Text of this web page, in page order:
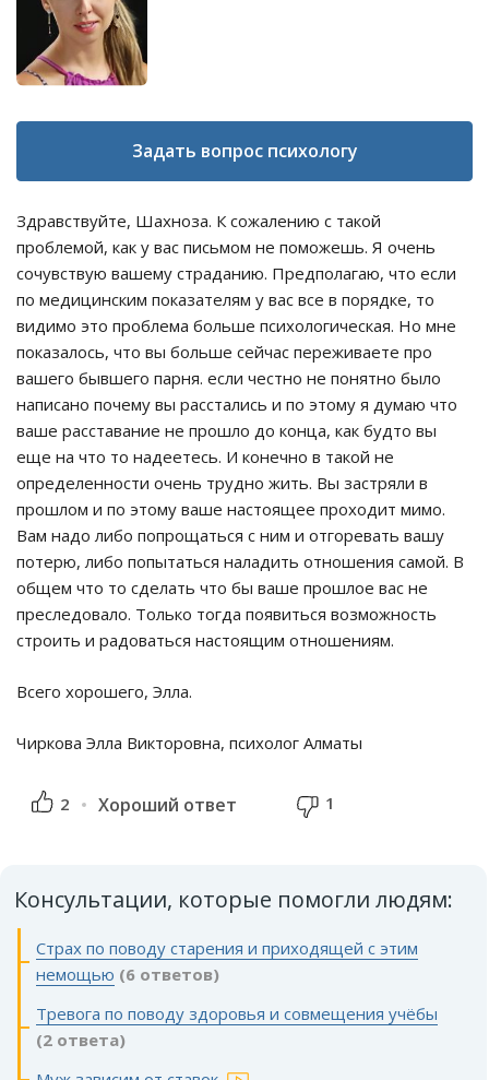
Задать вопрос психологу
Здравствуйте, Шахноза. К сожалению с такой
проблемой, как у вас письмом не поможешь. Я очень
сочувствую вашему страданию. Предполагаю, что если
по медицинским показателям у вас все в порядке, то
видимо это проблема больше психологическая. Но мне
показалось, что вы больше сейчас переживаете про
вашего бывшего парня. если честно не понятно было
написано почему вы расстались и по этому я думаю что
ваше расставание не прошло до конца, как будто вы
еще на что то надеетесь. И конечно в такой не
определенности очень трудно жить. Вы застряли в
прошлом и по этому ваше настоящее проходит мимо.
Вам надо либо попрощаться с ним и отгоревать вашу
потерю, либо попытаться наладить отношения самой. В
общем что то сделать что бы ваше прошлое вас не
преследовало. Только тогда появиться возможность
строить и радоваться настоящим отношениям.
Всего хорошего, Элла.
Чиркова Элла Викторовна, психолог Алматы
2 Хороший ответ 1
Консультации, которые помогли людям:
Страх по поводу старения и приходящей с этим
немощью (6 ответов)
Тревога по поводу здоровья и совмещения учёбы
(2 ответа)